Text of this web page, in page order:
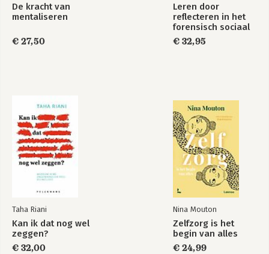
De kracht van
mentaliseren
€ 27,50
Leren door
reflecteren in het
forensisch sociaal
domein
€ 32,95
Taha Riani
Kan ik dat nog wel
zeggen?
€ 32,00
Nina Mouton
Zelfzorg is het
begin van alles
€ 24,99